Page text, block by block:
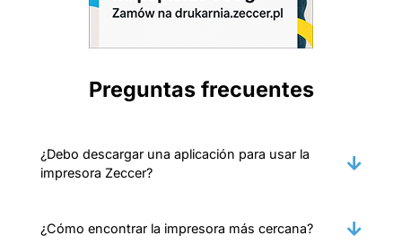
Preguntas frecuentes
¿Debo descargar una aplicación para usar la
impresora Zeccer?
¿Cómo encontrar la impresora más cercana?